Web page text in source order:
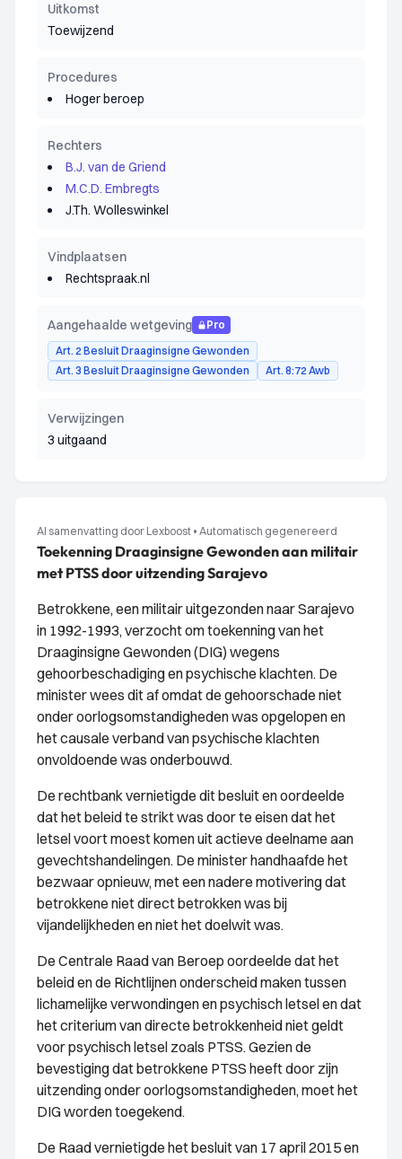
Uitkomst
Toewijzend
Procedures
Hoger beroep
Rechters
B.J. van de Griend
M.C.D. Embregts
J.Th. Wolleswinkel
Vindplaatsen
Rechtspraak.nl
Aangehaalde wetgeving
Pro
Art. 2 Besluit Draaginsigne Gewonden
Art. 3 Besluit Draaginsigne Gewonden
Art. 8:72 Awb
Verwijzingen
3 uitgaand
AI samenvatting door Lexboost • Automatisch gegenereerd
Toekenning Draaginsigne Gewonden aan militair
met PTSS door uitzending Sarajevo
Betrokkene, een militair uitgezonden naar Sarajevo
in 1992-1993, verzocht om toekenning van het
Draaginsigne Gewonden (DIG) wegens
gehoorbeschadiging en psychische klachten. De
minister wees dit af omdat de gehoorschade niet
onder oorlogsomstandigheden was opgelopen en
het causale verband van psychische klachten
onvoldoende was onderbouwd.
De rechtbank vernietigde dit besluit en oordeelde
dat het beleid te strikt was door te eisen dat het
letsel voort moest komen uit actieve deelname aan
gevechtshandelingen. De minister handhaafde het
bezwaar opnieuw, met een nadere motivering dat
betrokkene niet direct betrokken was bij
vijandelijkheden en niet het doelwit was.
De Centrale Raad van Beroep oordeelde dat het
beleid en de Richtlijnen onderscheid maken tussen
lichamelijke verwondingen en psychisch letsel en dat
het criterium van directe betrokkenheid niet geldt
voor psychisch letsel zoals PTSS. Gezien de
bevestiging dat betrokkene PTSS heeft door zijn
uitzending onder oorlogsomstandigheden, moet het
DIG worden toegekend.
De Raad vernietigde het besluit van 17 april 2015 en